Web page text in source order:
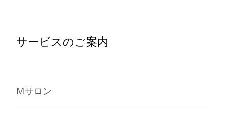
サービスのご案内
Mサロン